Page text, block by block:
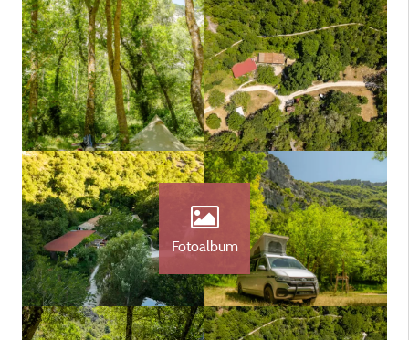
Fotoalbum